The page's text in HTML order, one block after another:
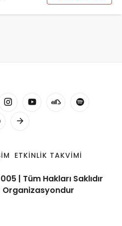
ETKINLIK TAKVIMI
| Tüm Hakları Saklıdır
Organizasyondur